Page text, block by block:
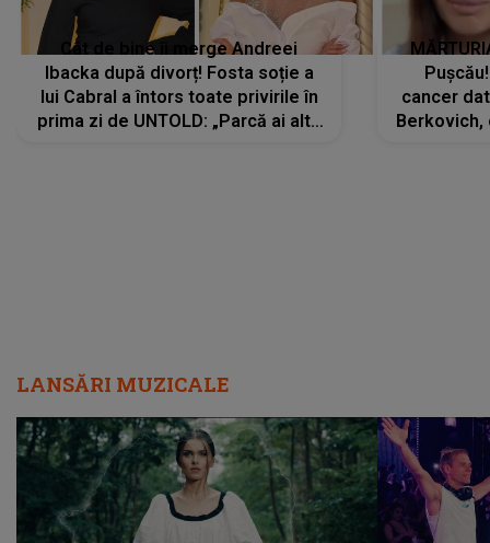
Cât de bine îi merge Andreei
Ibacka după divorț! Fosta soție a
lui Cabral a întors toate privirile în
prima zi de UNTOLD: „Parcă ai altă
cancer
Berkovich,
LANSĂRI MUZICALE